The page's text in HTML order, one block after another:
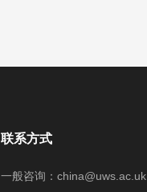
联系方式
一般咨询：china@uws.ac.uk